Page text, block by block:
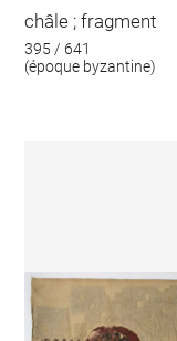
châle ; fragment
395 / 641
(époque byzantine)